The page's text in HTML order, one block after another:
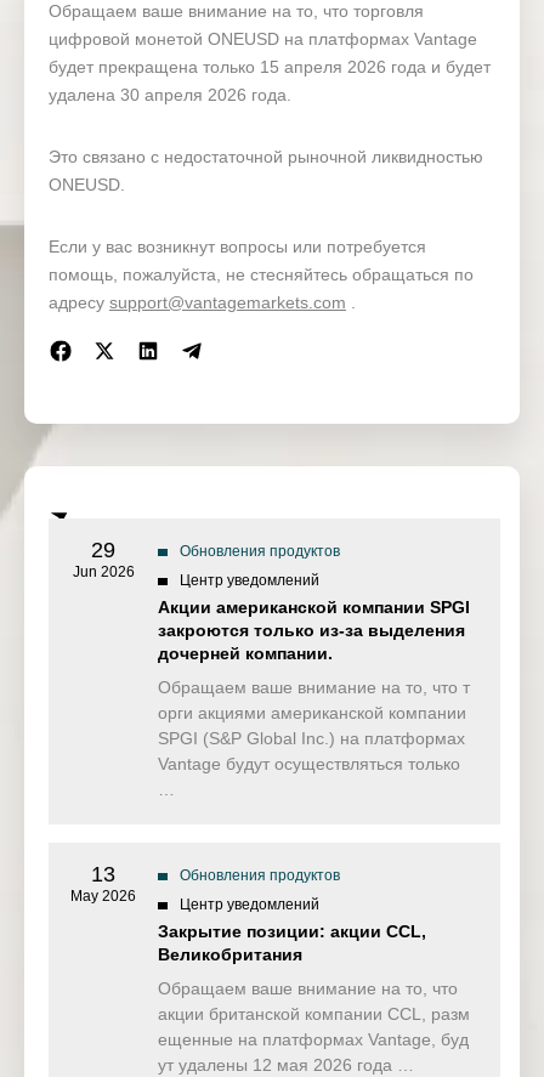
Обращаем ваше внимание на то, что торговля
цифровой монетой ONEUSD на платформах Vantage
будет прекращена только 15 апреля 2026 года и будет
удалена 30 апреля 2026 года.
Это связано с недостаточной рыночной ликвидностью
ONEUSD.
Если у вас возникнут вопросы или потребуется
помощь, пожалуйста, не стесняйтесь обращаться по
адресу support@vantagemarkets.com
29
Jun 2026
Обновления продуктов
Центр уведомлений
Акции американской компании SPGI
закроются только из-за выделения
дочерней компании.
Обращаем ваше внимание на то, что т
орги акциями американской компании
SPGI (S&P Global Inc.) на платформах
Vantage будут осуществляться только
13
May 2026
Обновления продуктов
Центр уведомлений
Закрытие позиции: акции CCL,
Великобритания
Обращаем ваше внимание на то, что
акции британской компании CCL, разм
ещенные на платформах Vantage, буд
ут удалены 12 мая 2026 года …